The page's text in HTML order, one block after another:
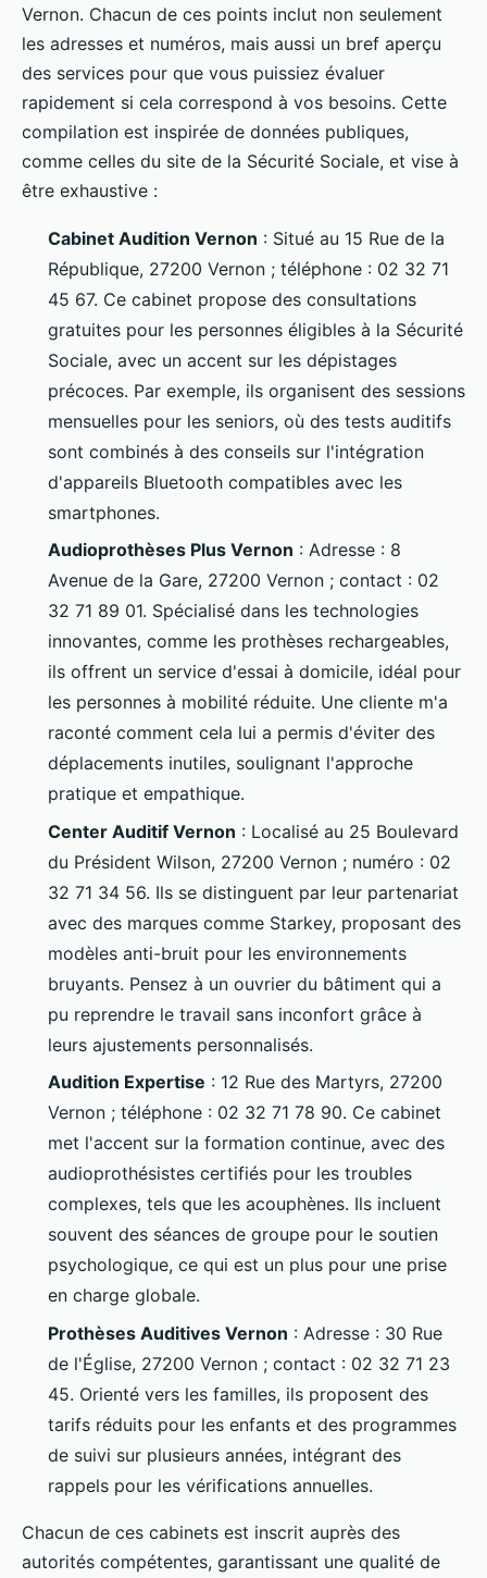
Vernon. Chacun de ces points inclut non seulement
les adresses et numéros, mais aussi un bref aperçu
des services pour que vous puissiez évaluer
rapidement si cela correspond à vos besoins. Cette
compilation est inspirée de données publiques,
comme celles du site de la Sécurité Sociale, et vise à
être exhaustive :
Cabinet Audition Vernon : Situé au 15 Rue de la
République, 27200 Vernon ; téléphone : 02 32 71
45 67. Ce cabinet propose des consultations
gratuites pour les personnes éligibles à la Sécurité
Sociale, avec un accent sur les dépistages
précoces. Par exemple, ils organisent des sessions
mensuelles pour les seniors, où des tests auditifs
sont combinés à des conseils sur l'intégration
d'appareils Bluetooth compatibles avec les
smartphones.
Audioprothèses Plus Vernon : Adresse : 8
Avenue de la Gare, 27200 Vernon ; contact : 02
32 71 89 01. Spécialisé dans les technologies
innovantes, comme les prothèses rechargeables,
ils offrent un service d'essai à domicile, idéal pour
les personnes à mobilité réduite. Une cliente m'a
raconté comment cela lui a permis d'éviter des
déplacements inutiles, soulignant l'approche
pratique et empathique.
Center Auditif Vernon : Localisé au 25 Boulevard
du Président Wilson, 27200 Vernon ; numéro : 02
32 71 34 56. Ils se distinguent par leur partenariat
avec des marques comme Starkey, proposant des
modèles anti-bruit pour les environnements
bruyants. Pensez à un ouvrier du bâtiment qui a
pu reprendre le travail sans inconfort grâce à
leurs ajustements personnalisés.
Audition Expertise : 12 Rue des Martyrs, 27200
Vernon ; téléphone : 02 32 71 78 90. Ce cabinet
met l'accent sur la formation continue, avec des
audioprothésistes certifiés pour les troubles
complexes, tels que les acouphènes. Ils incluent
souvent des séances de groupe pour le soutien
psychologique, ce qui est un plus pour une prise
en charge globale.
Prothèses Auditives Vernon : Adresse : 30 Rue
de l'Église, 27200 Vernon ; contact : 02 32 71 23
45. Orienté vers les familles, ils proposent des
tarifs réduits pour les enfants et des programmes
de suivi sur plusieurs années, intégrant des
rappels pour les vérifications annuelles.
Chacun de ces cabinets est inscrit auprès des
autorités compétentes, garantissant une qualité de